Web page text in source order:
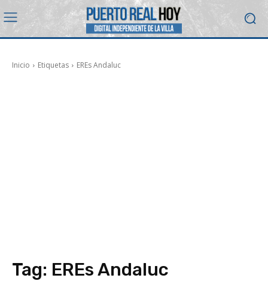
Inicio Etiquetas EREs Andaluc
Tag: EREs Andaluc